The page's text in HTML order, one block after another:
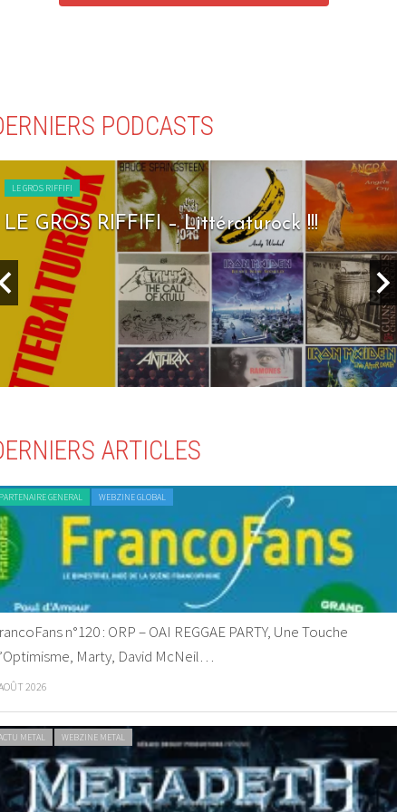
PODCASTS
LE GROS RIFFIFI
LE GROS RIFFIFI – Seven Days To Rock !!!
ARTICLES
GENERAL WEBZINE GLOBAL
n°120 : ORP – OAI REGGAE PARTY, Une Touche
Marty, David McNeil…
2026
METAL WEBZINE METAL